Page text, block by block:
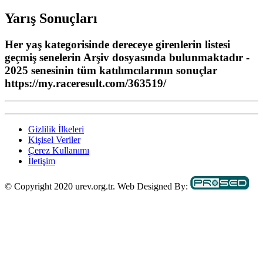
Yarış Sonuçları
Her yaş kategorisinde dereceye girenlerin listesi
geçmiş senelerin Arşiv dosyasında bulunmaktadır -
2025 senesinin tüm katılımcılarının sonuçlar
https://my.raceresult.com/363519/
Gizlilik İlkeleri
Kişisel Veriler
Çerez Kullanımı
İletişim
© Copyright 2020 urev.org.tr. Web Designed By: